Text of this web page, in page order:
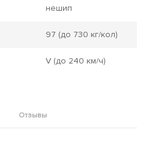
нешип
97 (до 730 кг/кол)
V (до 240 км/ч)
Отзывы